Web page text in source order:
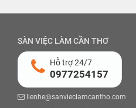
SÀN VIỆC LÀM CẦN THƠ
Hỗ trợ 24/7
0977254157
lienhe@sanvieclamcantho.com